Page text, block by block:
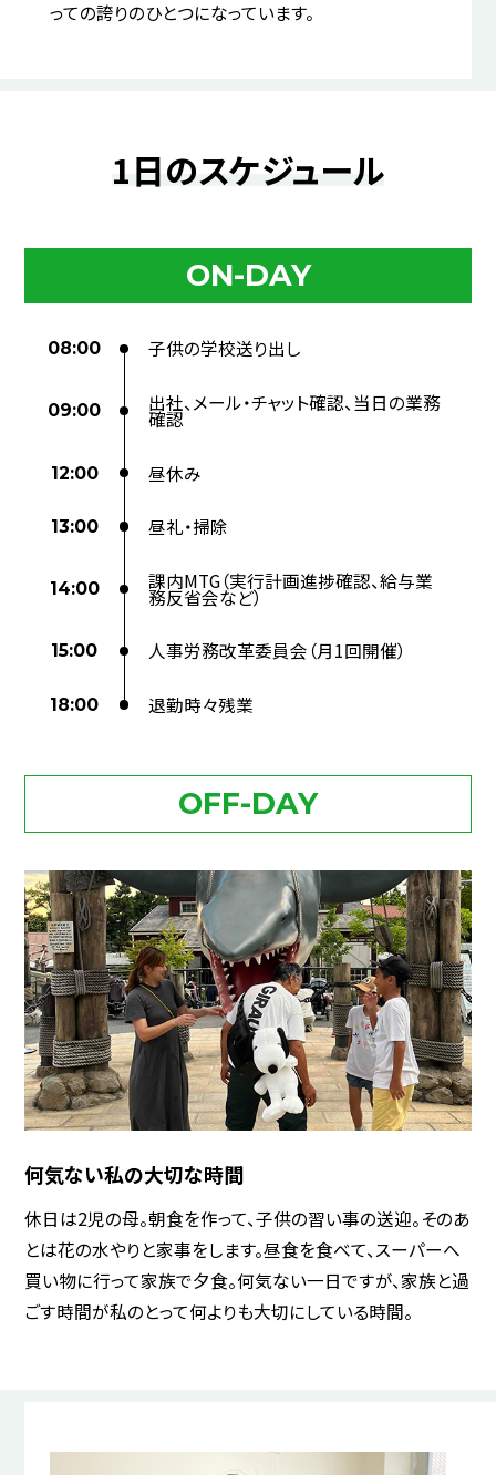
っての誇りのひとつになっています。
1日のスケジュール
ON-DAY
08:00 子供の学校送り出し
09:00 出社、メール・チャット確認、当日の業務
確認
12:00 昼休み
13:00 昼礼・掃除
14:00 課内MTG（実行計画進捗確認、給与業
務反省会など）
15:00 人事労務改革委員会（月1回開催）
18:00 退勤時々残業
OFF-DAY
何気ない私の大切な時間
休日は2児の母。朝食を作って、子供の習い事の送迎。そのあ
とは花の水やりと家事をします。昼食を食べて、スーパーへ
買い物に行って家族で夕食。何気ない一日ですが、家族と過
ごす時間が私のとって何よりも大切にしている時間。